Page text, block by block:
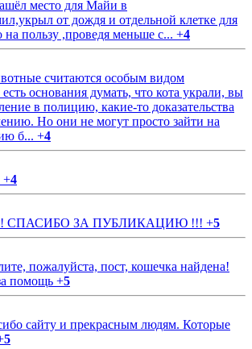
место для Майи в
от дождя и отдельной клетке для
пользу ,проведя меньше с... +4
считаются особым видом
основания думать, что кота украли, вы
в полицию, какие-то доказательства
Но они не могут просто зайти на
б... +4
+4
СПАСИБО ЗА ПУБЛИКАЦИЮ !!! +5
пожалуйста, пост, кошечка найдена!
помощь +5
сайту и прекрасным людям. Которые
5